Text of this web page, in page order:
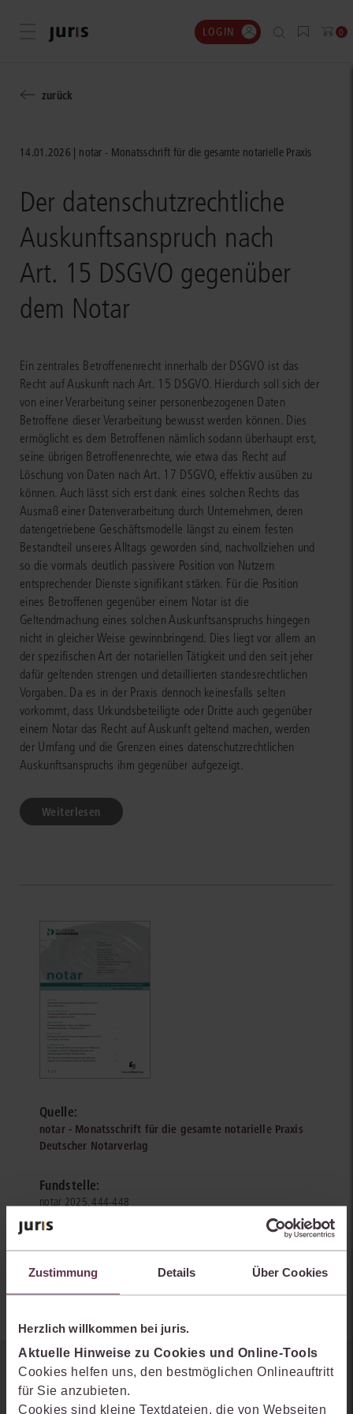
Zustimmung Details Über Cookies
Herzlich willkommen bei juris.
Aktuelle Hinweise zu Cookies und Online-Tools
Cookies helfen uns, den bestmöglichen Onlineauftritt
für Sie anzubieten.
Cookies sind kleine Textdateien, die von Webseiten
Menü öffnen LOGIN 0
zurück
14.01.2026 notar - Monatsschrift für die gesamte notarielle Praxis
Der datenschutzrechtliche
Auskunftsanspruch nach
Art. 15 DSGVO gegenüber
dem Notar
Ein zentrales Betroffenenrecht innerhalb der DSGVO ist das
Recht auf Auskunft nach Art. 15 DSGVO. Hierdurch soll sich der
von einer Verarbeitung seiner personenbezogenen Daten
Betroffene dieser Verarbeitung bewusst werden können. Dies
ermöglicht es dem Betroffenen nämlich sodann überhaupt erst,
seine übrigen Betroffenenrechte, wie etwa das Recht auf
Löschung von Daten nach Art. 17 DSGVO, effektiv ausüben zu
können. Auch lässt sich erst dank eines solchen Rechts das
Ausmaß einer Datenverarbeitung durch Unternehmen, deren
datengetriebene Geschäftsmodelle längst zu einem festen
Bestandteil unseres Alltags geworden sind, nachvollziehen und
so die vormals deutlich passivere Position von Nutzern
entsprechender Dienste signifikant stärken. Für die Position
eines Betroffenen gegenüber einem Notar ist die
Geltendmachung eines solchen Auskunftsanspruchs hingegen
nicht in gleicher Weise gewinnbringend. Dies liegt vor allem an
der spezifischen Art der notariellen Tätigkeit und den seit jeher
dafür geltenden strengen und detaillierten standesrechtlichen
Vorgaben. Da es in der Praxis dennoch keinesfalls selten
vorkommt, dass Urkundsbeteiligte oder Dritte auch gegenüber
einem Notar das Recht auf Auskunft geltend machen, werden
der Umfang und die Grenzen eines datenschutzrechtlichen
Auskunftsanspruchs ihm gegenüber aufgezeigt.
Weiterlesen
Quelle:
notar - Monatsschrift für die gesamte notarielle Praxis
Deutscher Notarverlag
Fundstelle:
notar 2025, 444-448
Sie kennen juris noch nicht?